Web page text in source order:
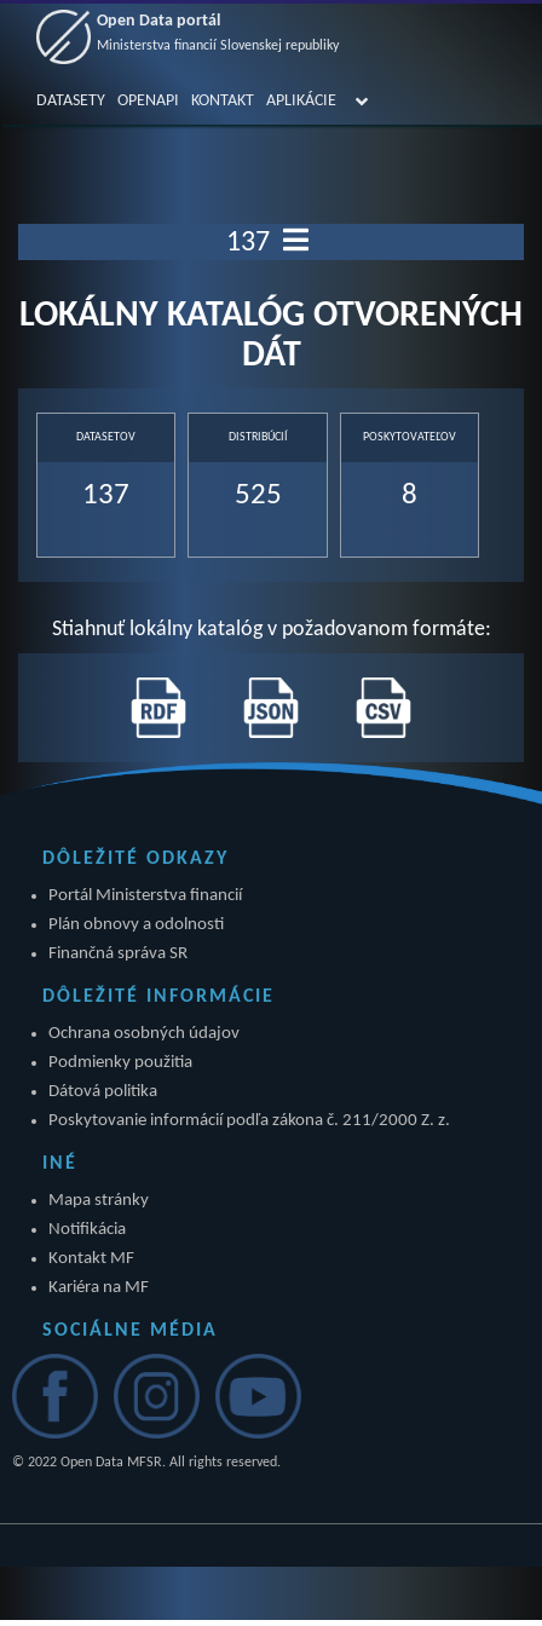
Open Data portál
Ministerstva financií Slovenskej republiky
DATASETY OPENAPI KONTAKT APLIKÁCIE
137
LOKÁLNY KATALÓG OTVORENÝCH
DÁT
DATASETOV
137
DISTRIBÚCIÍ
525
POSKYTOVATEĽOV
8
Stiahnuť lokálny katalóg v požadovanom formáte:
DÔLEŽITÉ ODKAZY
Portál Ministerstva financií
Plán obnovy a odolnosti
Finančná správa SR
DÔLEŽITÉ INFORMÁCIE
Ochrana osobných údajov
Podmienky použitia
Dátová politika
Poskytovanie informácií podľa zákona č. 211/2000 Z. z.
INÉ
Mapa stránky
Notifikácia
Kontakt MF
Kariéra na MF
SOCIÁLNE MÉDIA
© 2022 Open Data MFSR. All rights reserved.